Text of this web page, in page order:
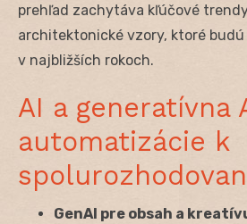
prehľad zachytáva kľúčové
architektonické vzory, ktoré
v najbližších rokoch.
AI a generatívna
automatizácie k
GenAI pre obsah a